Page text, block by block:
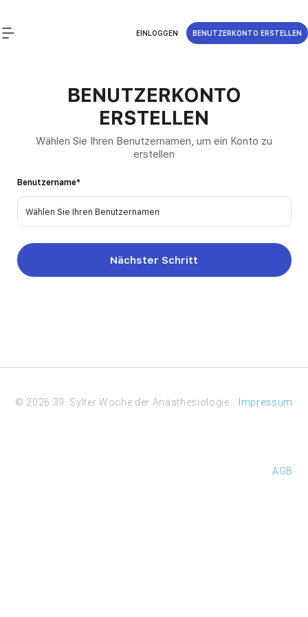
BENUTZERKONTO ERSTELLEN
EINLOGGEN
BENUTZERKONTO
ERSTELLEN
Wählen Sie Ihren Benutzernamen, um ein Konto zu
erstellen
Benutzername*
Nächster Schritt
© 2026 39. Sylter Woche der Anästhesiologie Impressum
AGB